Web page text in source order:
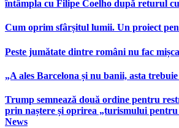
întâmpla cu Filipe Coelho după returul
Cum oprim sfârșitul lumii. Un proiect
Peste jumătate dintre români nu fac
„A ales Barcelona și nu banii, asta
Trump semnează două ordine pentru
prin naștere și oprirea „turismului pentru
News